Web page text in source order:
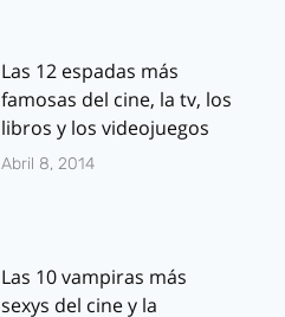
Las 12 espadas más
famosas del cine, la tv, los
libros y los videojuegos
Abril 8, 2014
Las 10 vampiras más
sexys del cine y la